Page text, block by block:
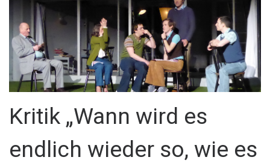
Kritik „Wann wird es
endlich wieder so, wie es